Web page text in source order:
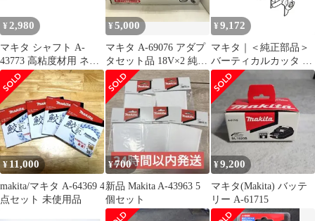
¥ 2,980
マキタ シャフト A-
43773 高粘度材用 ネジ
込み式 M12 カクハン機
用 makita 正規品 純正品
撹拌機 撹拌 かくはん機
かくはん アクセサリ ア
タッチメント 部品 交換
¥5,000
マキタ A-69076 アダプ
タセット品 18V×2 純正
品
¥ 9,172
マキタ｜＜純正部品＞
バーティカルカッタ A-
76249
¥ 11,000
makita/マキタ A-64369 4
点セット 未使用品
¥700
新品 Makita A-43963 5
個セット
¥9,200
マキタ(Makita) バッテ
リー A-61715